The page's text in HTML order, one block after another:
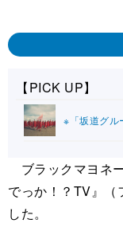
【PICK UP】
※「坂道グル
ブラックマヨネ
でっか！？TV』（
した。